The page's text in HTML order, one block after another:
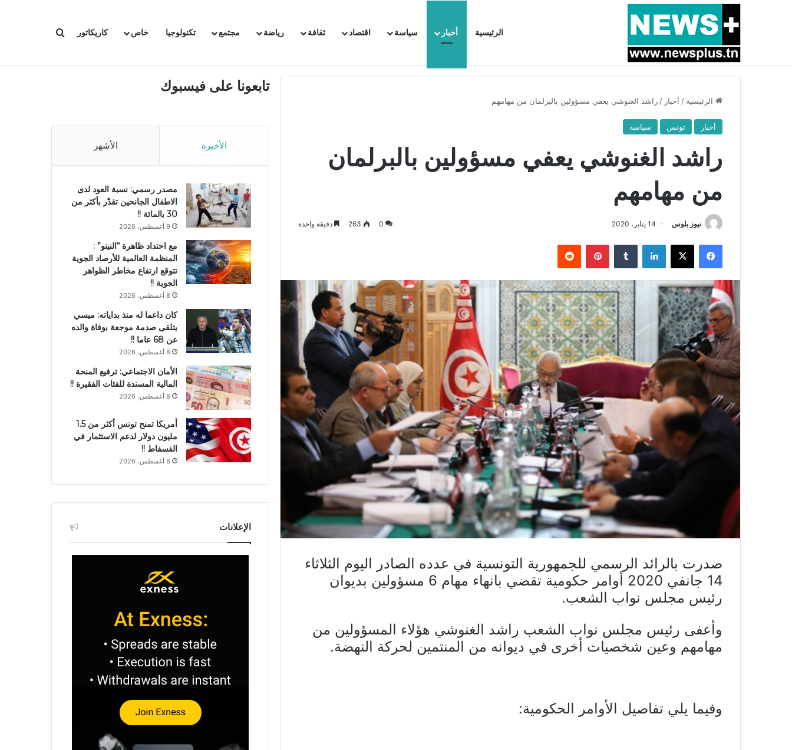
الرئيسية أخبار سياسة اقتصاد ثقافة رياضة مجتمع تكنولوجيا خاص كاريكاتور بحث عن
أخبار عاجلة بسبب المرزوقي وبتكليف من سعيّد: الخارجية تستدعي السفيرة الفرنسية بتونس وتبلغها احتجاجا شديد اللهجة !!
الرئيسية / أخبار / راشد الغنوشي يعفي مسؤولين بالبرلمان من مهامهم
أخبار تونس سياسة
راشد الغنوشي يعفي مسؤولين بالبرلمان
من مهامهم
نيوز بلوس 14 يناير، 2020 0
263 دقيقة واحدة
فيسبوك X لينكدإن بينتيريست
صدرت بالرائد الرسمي للجمهورية التونسية في عدده الصادر اليوم الثلاثاء
14 جانفي 2020 أوامر حكومية تقضي بانهاء مهام 6 مسؤولين بديوان
رئيس مجلس نواب الشعب.
وأعفى رئيس مجلس نواب الشعب راشد الغنوشي هؤلاء المسؤولين من
مهامهم وعين شخصيات أخرى في ديوانه من المنتمين لحركة النهضة.
وفيما يلي تفاصيل الأوامر الحكومية:
تابعونا على فيسبوك
الأخيرة الأشهر
مصدر رسمي: نسبة العود لدى
الاطفال الجانحين تقدّر بأكثر من
30 بالمائة !!
9 أغسطس، 2026
مع احتداد ظاهرة “النينو” :
المنظمة العالمية للأرصاد الجوية
تتوقع ارتفاع مخاطر الظواهر
الجوية !!
8 أغسطس، 2026
كان داعما له منذ بداياته: ميسي
يتلقى صدمة موجعة بوفاة والده
عن 68 عاما !!
8 أغسطس، 2026
الأمان الاجتماعي: ترفيع المنحة
المالية المسندة للفئات الفقيرة !!
8 أغسطس، 2026
أمريكا تمنح تونس أكثر من 1.5
مليون دولار لدعم الاستثمار في
الفسفاط !!
8 أغسطس، 2026
الإعلانات